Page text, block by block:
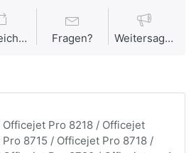
Vergleichen Fragen? Weitersagen
Pro 8218 / Officejet
8715 / Officejet Pro 8718 /